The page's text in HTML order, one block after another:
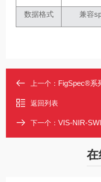
数据格式 兼容
上一个： FigSpec®系
返回列表
下一个： VIS-NIR-
在